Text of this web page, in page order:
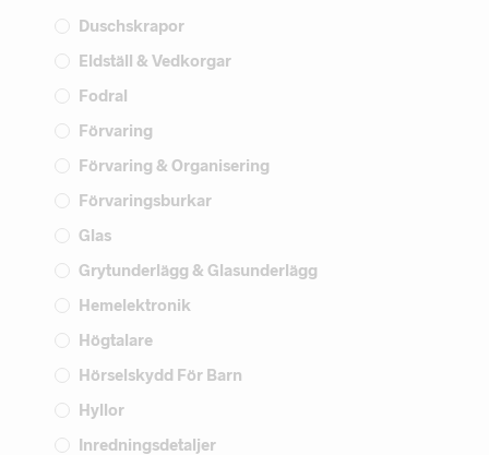
Duschskrapor
Eldställ & Vedkorgar
Fodral
Förvaring
Förvaring & Organisering
Förvaringsburkar
Glas
Grytunderlägg & Glasunderlägg
Hemelektronik
Högtalare
Hörselskydd För Barn
Hyllor
Inredningsdetaljer